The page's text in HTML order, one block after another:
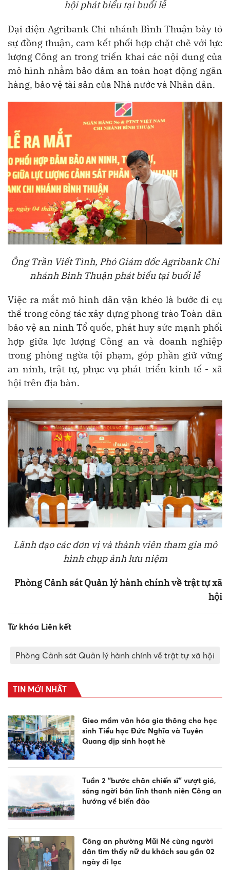
hội phát biểu tại buổi lễ
Đại diện Agribank Chi nhánh Bình Thuận bày tỏ
sự đồng thuận, cam kết phối hợp chặt chẽ với lực
lượng Công an trong triển khai các nội dung của
mô hình nhằm bảo đảm an toàn hoạt động ngân
hàng, bảo vệ tài sản của Nhà nước và Nhân dân.
Ông Trần Viết Tình, Phó Giám đốc Agribank Chi
nhánh Bình Thuận phát biểu tại buổi lễ
Việc ra mắt mô hình dân vận khéo là bước đi cụ
thể trong công tác xây dựng phong trào Toàn dân
bảo vệ an ninh Tổ quốc, phát huy sức mạnh phối
hợp giữa lực lượng Công an và doanh nghiệp
trong phòng ngừa tội phạm, góp phần giữ vững
an ninh, trật tự, phục vụ phát triển kinh tế - xã
hội trên địa bàn.
Lãnh đạo các đơn vị và thành viên tham gia mô
hình chụp ảnh lưu niệm
Phòng Cảnh sát Quản lý hành chính về trật tự xã
hội
Từ khóa Liên kết
Phòng Cảnh sát Quản lý hành chính về trật tự xã hội
TIN MỚI NHẤT
Gieo mầm văn hóa gia thông cho học
sinh Tiểu học Đức Nghĩa và Tuyên
Quang dịp sinh hoạt hè
Tuần 2 “bước chân chiến sĩ” vượt gió,
sáng ngời bản lĩnh thanh niên Công an
hướng về biển đảo
Công an phường Mũi Né cùng người
dân tìm thấy nữ du khách sau gần 02
ngày đi lạc